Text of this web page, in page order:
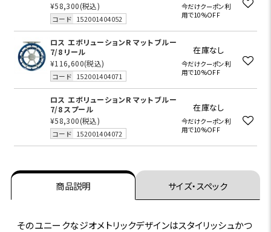
¥58,300(税込)
コード 152001404052
今だけクーポン利
用で10%OFF
ロス エボリューションR マットブルー
7/8 リール
¥116,600(税込)
コード 152001404071
在庫なし
今だけクーポン利
用で10%OFF
ロス エボリューションR マットブルー
7/8 スプール
¥58,300(税込)
コード 152001404072
在庫なし
今だけクーポン利
用で10%OFF
商品説明 サイズ・スペック
そのユニークなジオメトリックデザインはスタイリッシュかつ